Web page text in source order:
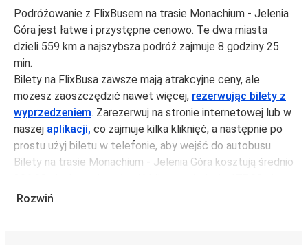
Podróżowanie z FlixBusem na trasie Monachium - Jelenia
Góra jest łatwe i przystępne cenowo. Te dwa miasta
dzieli 559 km a najszybsza podróż zajmuje 8 godziny 25
min.
Bilety na FlixBusa zawsze mają atrakcyjne ceny, ale
możesz zaoszczędzić nawet więcej, rezerwując bilety z
wyprzedzeniem. Zarezerwuj na stronie internetowej lub w
naszej aplikacji, co zajmuje kilka kliknięć, a następnie po
prostu użyj biletu w telefonie, aby wejść do autobusu.
Bilety na trasie Monachium - Jelenia Góra kosztują średnio
jeśli zarezerwujesz z wyprzedzeniem lub w dni robocze,
Rozwiń